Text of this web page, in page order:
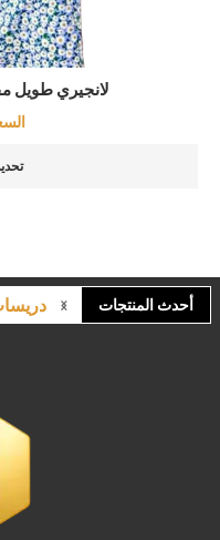
لانجيري طويل
أحدث المنتجات